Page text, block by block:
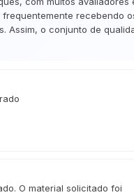
recebendo
Assim, o conjunto de
O material solicitado foi